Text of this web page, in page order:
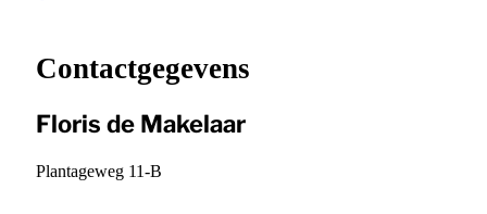
−
Contactgegevens
Floris de Makelaar
Plantageweg 11-B